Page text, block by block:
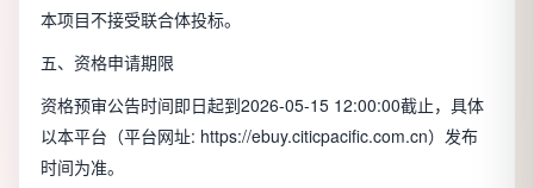
本项目不接受联合体投标。
五、资格申请期限
资格预审公告时间即日起到2026-05-15 12:00:00截止，具体
以本平台（平台网址: https://ebuy.citicpacific.com.cn）发布
时间为准。